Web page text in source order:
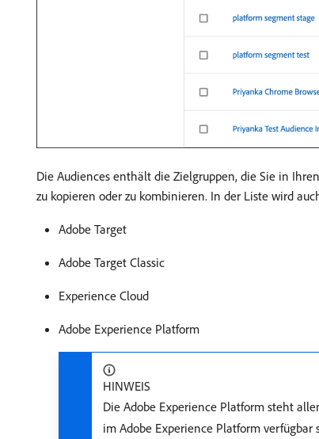
Die Audiences enthält die Zielgruppen, die Sie in
zu kopieren oder zu kombinieren. In der Liste wird
Adobe Target
Adobe Target Classic
Experience Cloud
Adobe Experience Platform
HINWEIS
Die Adobe Experience Platform steht
im Adobe Experience Platform